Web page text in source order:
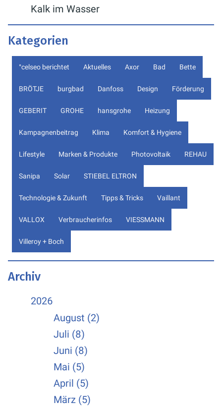
Kalk im Wasser
Kategorien
°celseo berichtet Aktuelles Axor Bad Bette
BRÖTJE burgbad Danfoss Design Förderung
GEBERIT GROHE hansgrohe Heizung
Kampagnenbeitrag Klima Komfort & Hygiene
Lifestyle Marken & Produkte Photovoltaik REHAU
Sanipa Solar STIEBEL ELTRON
Technologie & Zukunft Tipps & Tricks Vaillant
VALLOX Verbraucherinfos VIESSMANN
Villeroy + Boch
Archiv
2026
August (2)
Juli (8)
Juni (8)
Mai (5)
April (5)
März (5)